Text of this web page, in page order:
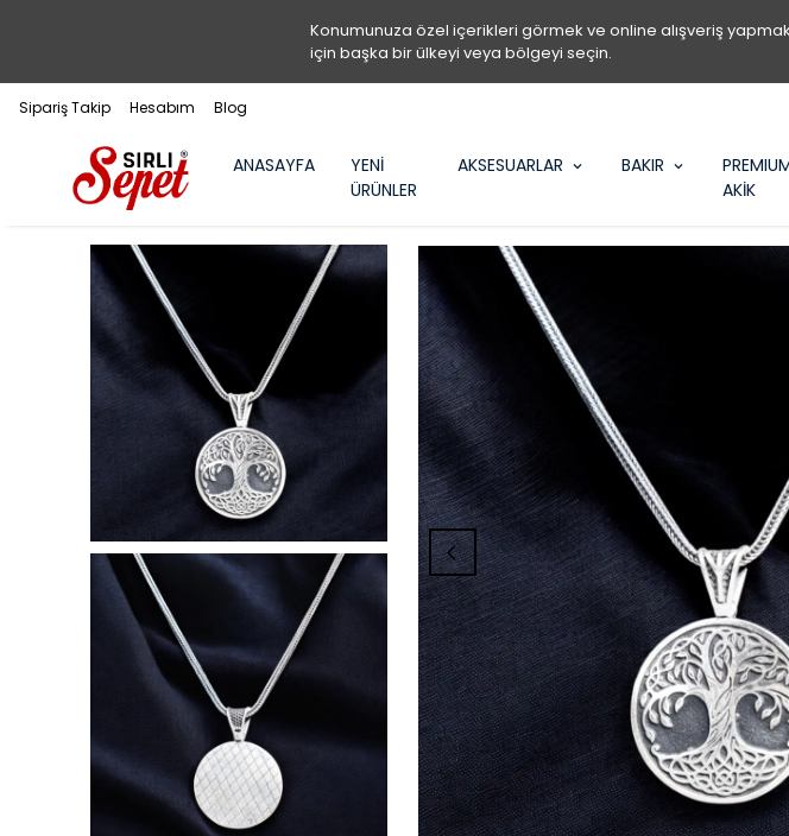
Konumunuza özel içerikleri görmek ve online alışveriş yapmak
için başka bir ülkeyi veya bölgeyi seçin.
Sipariş Takip Hesabım Blog
ANASAYFA
YENİ
ÜRÜNLER
AKSESUARLAR BAKIR
AKİK